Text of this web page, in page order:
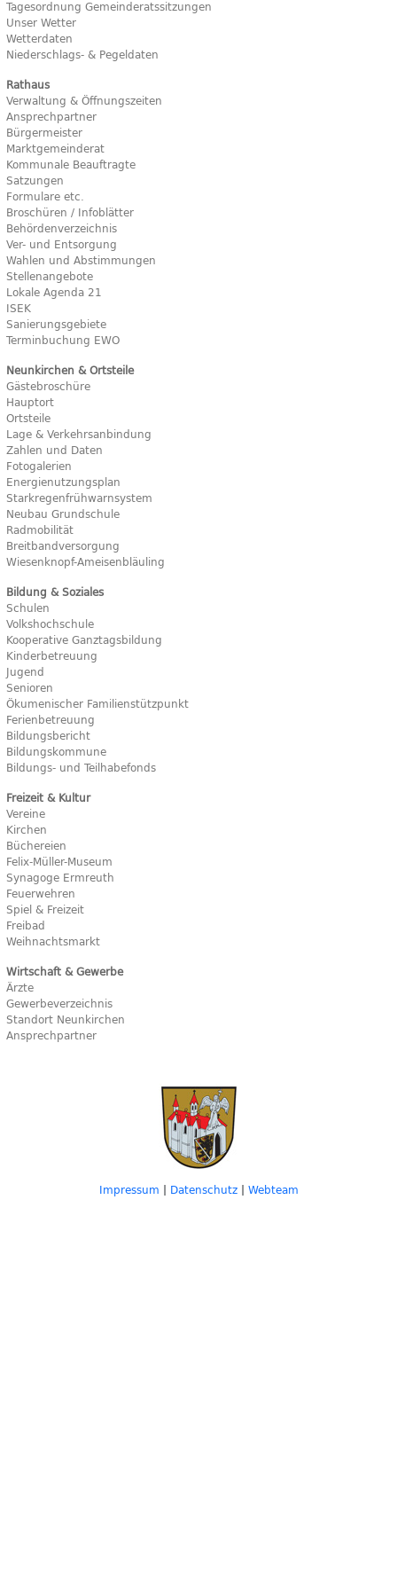
Tagesordnung Gemeinderatssitzungen
Unser Wetter
Wetterdaten
Niederschlags- & Pegeldaten
Rathaus
Verwaltung & Öffnungszeiten
Ansprechpartner
Bürgermeister
Marktgemeinderat
Kommunale Beauftragte
Satzungen
Formulare etc.
Broschüren / Infoblätter
Behördenverzeichnis
Ver- und Entsorgung
Wahlen und Abstimmungen
Stellenangebote
Lokale Agenda 21
ISEK
Sanierungsgebiete
Terminbuchung EWO
Neunkirchen & Ortsteile
Gästebroschüre
Hauptort
Ortsteile
Lage & Verkehrsanbindung
Zahlen und Daten
Fotogalerien
Energienutzungsplan
Starkregenfrühwarnsystem
Neubau Grundschule
Radmobilität
Breitbandversorgung
Wiesenknopf-Ameisenbläuling
Bildung & Soziales
Schulen
Volkshochschule
Kooperative Ganztagsbildung
Kinderbetreuung
Jugend
Senioren
Ökumenischer Familienstützpunkt
Ferienbetreuung
Bildungsbericht
Bildungskommune
Bildungs- und Teilhabefonds
Freizeit & Kultur
Vereine
Kirchen
Büchereien
Felix-Müller-Museum
Synagoge Ermreuth
Feuerwehren
Spiel & Freizeit
Freibad
Weihnachtsmarkt
Wirtschaft & Gewerbe
Ärzte
Gewerbeverzeichnis
Standort Neunkirchen
Ansprechpartner
Impressum | Datenschutz| Webteam